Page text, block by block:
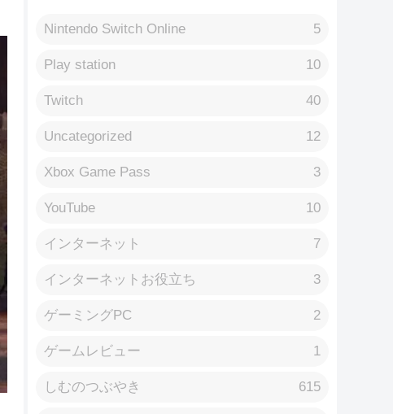
Nintendo Switch Online 5
Play station 10
Twitch 40
Uncategorized 12
Xbox Game Pass 3
YouTube 10
インターネット 7
インターネットお役立ち 3
ゲーミングPC 2
ゲームレビュー 1
しむのつぶやき 615